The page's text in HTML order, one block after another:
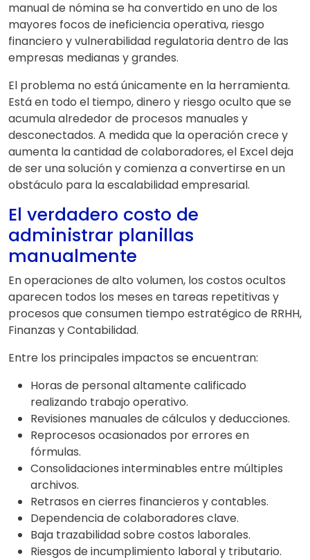
manual de nómina se ha convertido en uno de los
mayores focos de ineficiencia operativa, riesgo
financiero y vulnerabilidad regulatoria dentro de las
empresas medianas y grandes.
El problema no está únicamente en la herramienta.
Está en todo el tiempo, dinero y riesgo oculto que se
acumula alrededor de procesos manuales y
desconectados. A medida que la operación crece y
aumenta la cantidad de colaboradores, el Excel deja
de ser una solución y comienza a convertirse en un
obstáculo para la escalabilidad empresarial.
El verdadero costo de
administrar planillas
manualmente
En operaciones de alto volumen, los costos ocultos
aparecen todos los meses en tareas repetitivas y
procesos que consumen tiempo estratégico de RRHH,
Finanzas y Contabilidad.
Entre los principales impactos se encuentran:
Horas de personal altamente calificado
realizando trabajo operativo.
Revisiones manuales de cálculos y deducciones.
Reprocesos ocasionados por errores en
fórmulas.
Consolidaciones interminables entre múltiples
archivos.
Retrasos en cierres financieros y contables.
Dependencia de colaboradores clave.
Baja trazabilidad sobre costos laborales.
Riesgos de incumplimiento laboral y tributario.